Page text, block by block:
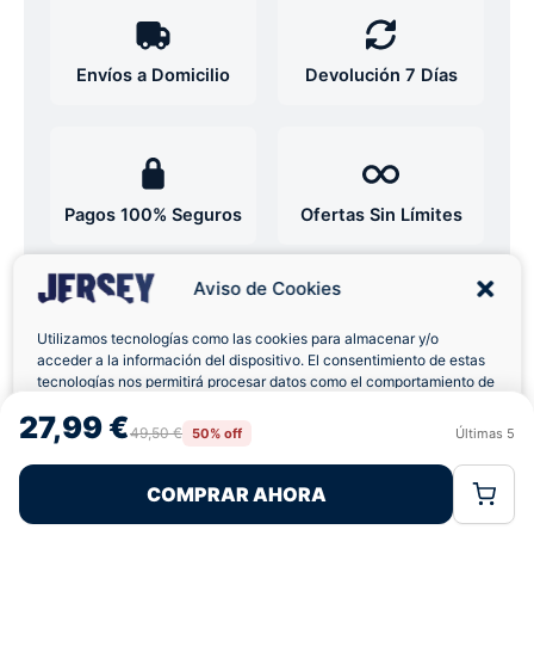
Aviso de Cookies
Utilizamos tecnologías como las cookies para almacenar y/o
acceder a la información del dispositivo. El consentimiento de estas
tecnologías nos permitirá procesar datos como el comportamiento de
retirar el consentimiento, puede afectar negativamente a ciertas
características y funciones.
Rechazar
Política de CookiesPolítica de Privacidad
27,99 €49,50 € 50% off Últimas 5
COMPRAR AHORA
Envíos a Domicilio Devolución 7 Días
Pagos 100% Seguros Ofertas Sin Límites
★★★★★ 4,7 basado en 12+ reseñas
¿Tienes dudas con la talla o el envío?
Escríbenos por WhatsApp